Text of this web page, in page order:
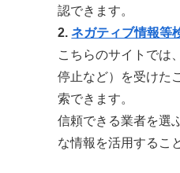
認できます。
2.ネガティブ情報等
こちらのサイトでは
停止など）を受けた
索できます。
信頼できる業者を選
な情報を活用するこ